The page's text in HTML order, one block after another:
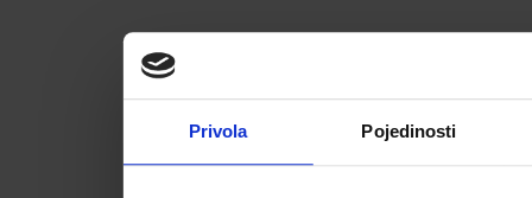
Privola Pojedinosti